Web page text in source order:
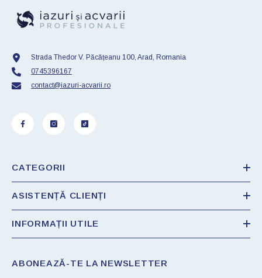
Strada Thedor V. Păcățeanu 100, Arad, Romania
0745396167
contact@iazuri-acvarii.ro
CATEGORII
ASISTENȚĂ CLIENȚI
INFORMAȚII UTILE
ABONEAZĂ-TE LA NEWSLETTER